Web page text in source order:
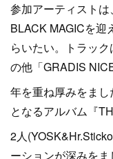
参加アーティストは
BLACK MAGICを迎
らいたい。トラッ
の他「GRADIS
年を重ね厚みをま
となるアルバム『
2人
ーションが深みを